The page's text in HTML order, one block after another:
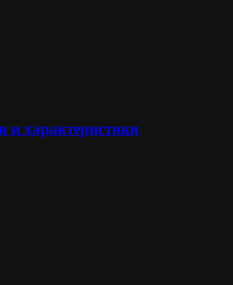
и характеристики